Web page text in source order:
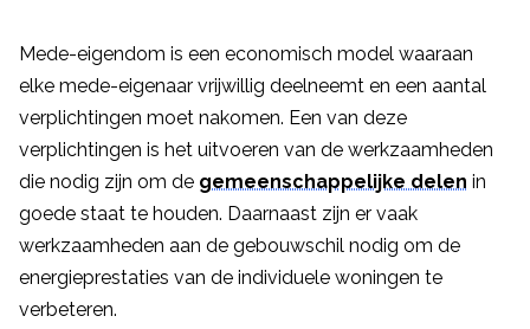
Mede-eigendom is een economisch model waaraan
elke mede-eigenaar vrijwillig deelneemt en een aantal
verplichtingen moet nakomen. Een van deze
verplichtingen is het uitvoeren van de werkzaamheden
die nodig zijn om de gemeenschappelijke delen in
goede staat te houden. Daarnaast zijn er vaak
werkzaamheden aan de gebouwschil nodig om de
energieprestaties van de individuele woningen te
verbeteren.